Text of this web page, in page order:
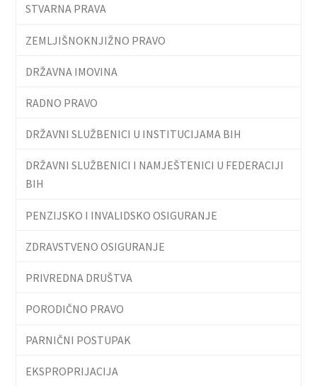
STVARNA PRAVA
ZEMLJIŠNOKNJIŽNO PRAVO
DRŽAVNA IMOVINA
RADNO PRAVO
DRŽAVNI SLUŽBENICI U INSTITUCIJAMA BIH
DRŽAVNI SLUŽBENICI I NAMJEŠTENICI U FEDERACIJI
BIH
PENZIJSKO I INVALIDSKO OSIGURANJE
ZDRAVSTVENO OSIGURANJE
PRIVREDNA DRUŠTVA
PORODIČNO PRAVO
PARNIČNI POSTUPAK
EKSPROPRIJACIJA